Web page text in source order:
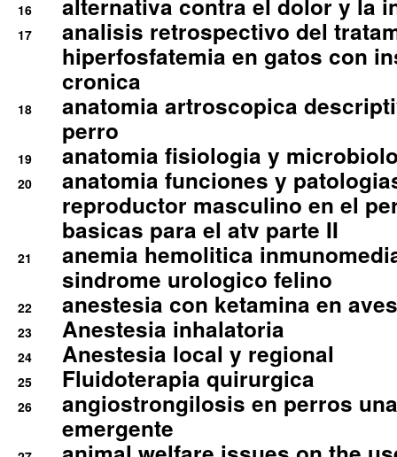
16 alternativa contra el dolor y la
17
analisis retrospectivo del
hiperfosfatemia en gatos con
cronica
18
anatomia artroscopica
perro
19 anatomia fisiologia y
20
anatomia funciones y
reproductor masculino en el
basicas para el atv parte II
21
anemia hemolitica
sindrome urologico felino
22 anestesia con ketamina en
23 Anestesia inhalatoria
24 Anestesia local y regional
25 Fluidoterapia quirurgica
26
angiostrongilosis en perros
emergente